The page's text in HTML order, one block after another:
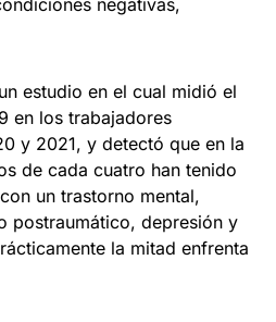
estudio en el cual midió el
en los trabajadores
y 2021, y detectó que en la
de cada cuatro han tenido
un trastorno mental,
postraumático, depresión y
la mitad enfrenta